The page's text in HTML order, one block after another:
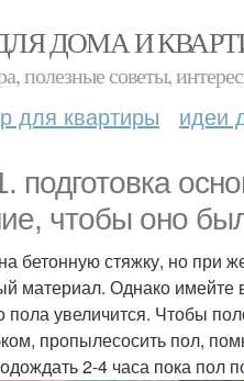
ДОМА И
полезные советы,
для квартиры идеи
подготовка
чтобы оно
бетонную стяжку, но
материал. Однако имейте
пола увеличится. Чтобы
пропылесосить пол,
2-4 часа пока пол